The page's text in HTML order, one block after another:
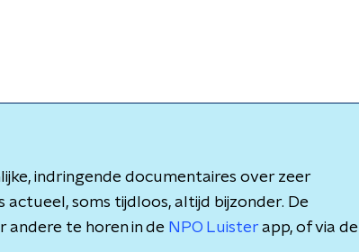
indringende documentaires over zeer
soms tijdloos, altijd bijzonder. De
andere te horen in de NPO Luister app, of via de